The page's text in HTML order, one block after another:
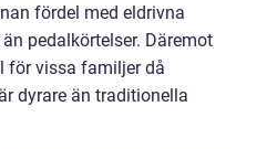
fördel med eldrivna
pedalkörtelser. Däremot
för vissa familjer då
dyrare än traditionella